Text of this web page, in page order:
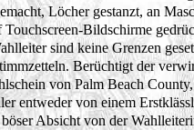
Löcher gestanzt, an
Bildschirme
sind keine Grenzen
Berüchtigt der
von Palm Beach
entweder von einem
Absicht von der